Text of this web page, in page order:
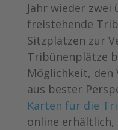
Jahr wieder
freistehende
Sitzplätzen zur
Tribünenplätze
Möglichkeit, den
aus bester
Karten für die
online erhältlich,